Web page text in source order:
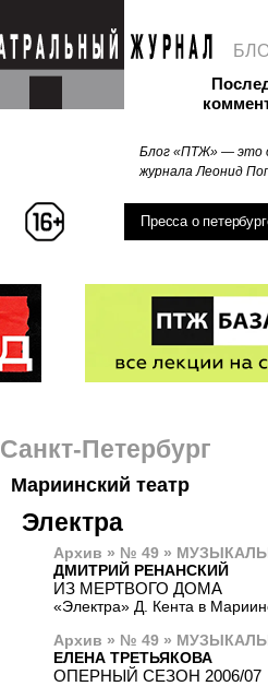
Блог «ПТЖ» — это
журнала Леонид
Пресса о
Санкт-Петербург
Мариинский театр
Электра
Архив » № 49 »
ДМИТРИЙ РЕНАНСКИЙ
ИЗ МЕРТВОГО ДОМА
«Электра» Д. Кента в
Архив » № 49 »
ЕЛЕНА ТРЕТЬЯКОВА
ОПЕРНЫЙ СЕЗОН 2006/07